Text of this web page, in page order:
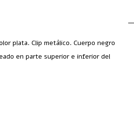
plata. Clip metálico. Cuerpo negro
en parte superior e inferior del